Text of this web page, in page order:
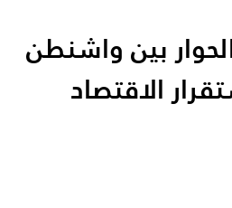
بين واشنطن
الاقتصاد